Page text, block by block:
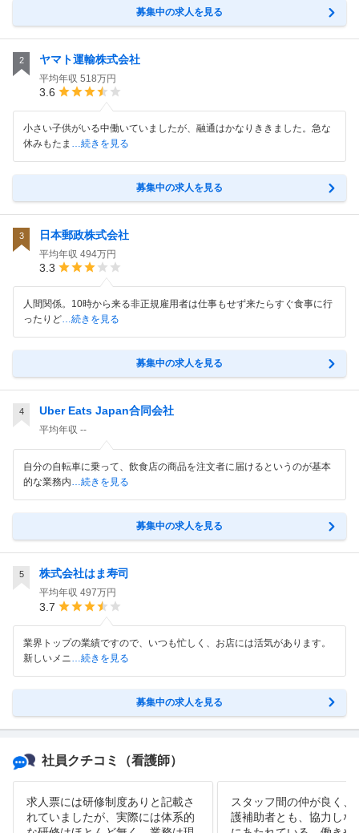
募集中の求人を見る
2 ヤマト運輸株式会社
平均年収 518万円
3.6
小さい子供がいる中働いていましたが、融通はかなりききました。急な
休みもたま …続きを見る
募集中の求人を見る
3 日本郵政株式会社
平均年収 494万円
3.3
人間関係。10時から来る非正規雇用者は仕事もせず来たらすぐ食事に行
ったりど…続きを見る
募集中の求人を見る
4 Uber Eats Japan合同会社
平均年収 --
自分の自転車に乗って、飲食店の商品を注文者に届けるというのが基本
的な業務内…続きを見る
募集中の求人を見る
5 株式会社はま寿司
平均年収 497万円
3.7
業界トップの業績ですので、いつも忙しく、お店には活気があります。
新しいメニ
…続きを見る
募集中の求人を見る
社員クチコミ （看護師）
求人票には研修制度ありと記載さ
れていましたが、実際には体系的
スタッフ間の仲が良く、
護補助者とも、協力しな